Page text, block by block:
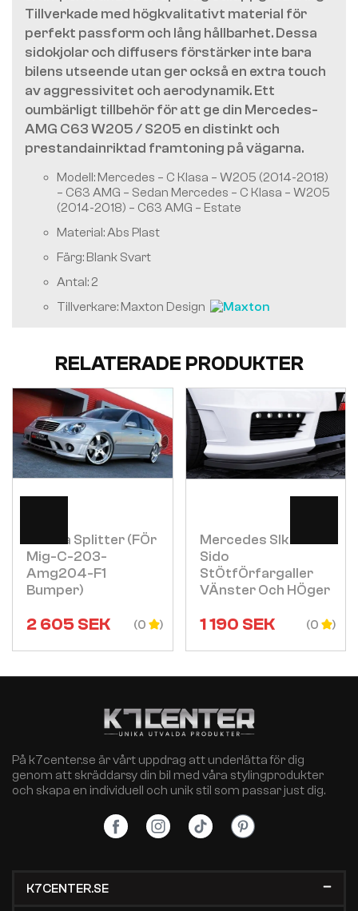
Tillverkade med högkvalitativt material för
perfekt passform och lång hållbarhet. Dessa
sidokjolar och diffusers förstärker inte bara
bilens utseende utan ger också en extra touch
av aggressivitet och aerodynamik. Ett
oumbärligt tillbehör för att ge din Mercedes-
AMG C63 W205 / S205 en distinkt och
prestandainriktad framtoning på vägarna.
Modell: Mercedes – C Klasa – W205 (2014-2018)
– C63 AMG – Sedan Mercedes – C Klasa – W205
(2014-2018) – C63 AMG – Estate
Material: Abs Plast
Färg: Blank Svart
Antal: 2
Tillverkare: Maxton Design
RELATERADE PRODUKTER
Fronta Splitter (fÖr
Mig-C-203-
Amg204-F1
Bumper)
2 605SEK (0
Mercedes Slk R171
Sido
StÖtfÖrfargaller
VÄnster Och HÖger
1 190 SEK (0
På k7center.se är vårt uppdrag att underlätta för dig
genom att skräddarsy din bil med våra stylingprodukter
och skapa en individuell och unik stil som passar just dig.
K7CENTER.SE